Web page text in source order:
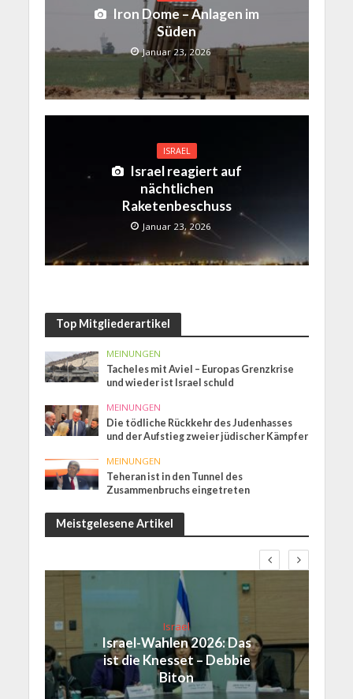
Iron Dome – Anlagen im
Süden
Januar 23, 2026
ISRAEL
Israel reagiert auf
nächtlichen
Raketenbeschuss
Januar 23, 2026
Top Mitgliederartikel
MEINUNGEN
Tacheles mit Aviel – Europas Grenzkrise
und wieder ist Israel schuld
MEINUNGEN
Die tödliche Rückkehr des Judenhasses
und der Aufstieg zweier jüdischer Kämpfer
MEINUNGEN
Teheran ist in den Tunnel des
Zusammenbruchs eingetreten
Meistgelesene Artikel
Israel
Israel-Wahlen 2026: Das
ist die Knesset – Debbie
Biton